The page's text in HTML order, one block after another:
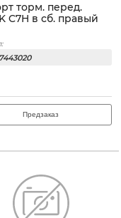
торм. перед.
C7H в сб. правый
Предзаказ